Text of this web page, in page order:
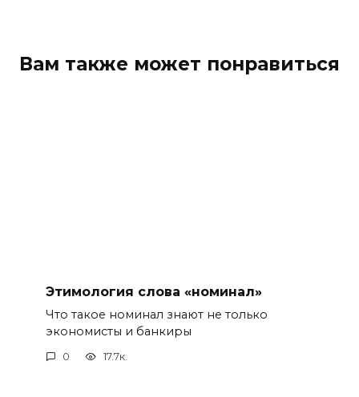
Вам также может понравиться
Этимология слова «номинал»
Что такое номинал знают не только
экономисты и банкиры
0 17.7к.